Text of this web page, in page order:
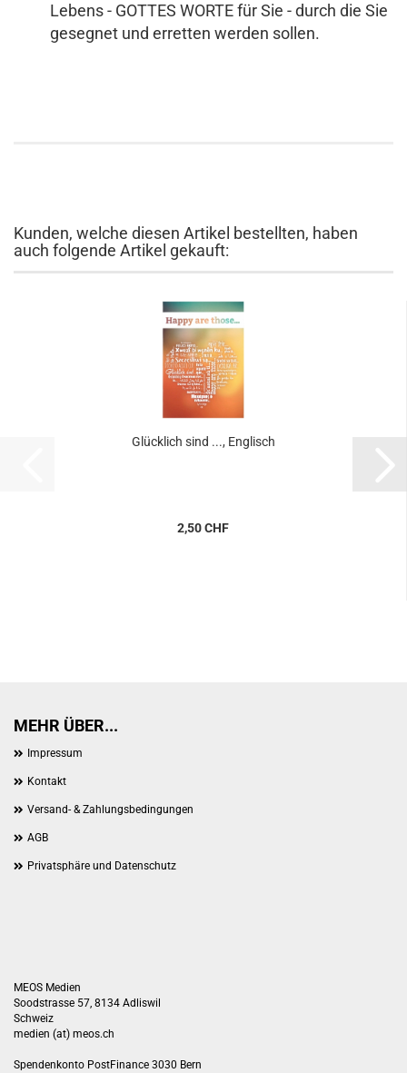
Lebens - GOTTES WORTE für Sie - durch die Sie
gesegnet und erretten werden sollen.
Kunden, welche diesen Artikel bestellten, haben
auch folgende Artikel gekauft:
Glücklich sind ..., Englisch
2,50 CHF
MEHR ÜBER...
Impressum
Kontakt
Versand- & Zahlungsbedingungen
AGB
Privatsphäre und Datenschutz
MEOS Medien
Soodstrasse 57, 8134 Adliswil
Schweiz
medien (at) meos.ch
Spendenkonto PostFinance 3030 Bern